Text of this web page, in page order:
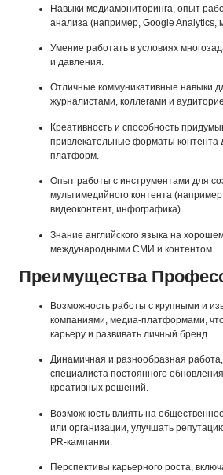
Навыки медиамониторинга, опыт
анализа (например, Google Analytics,
Умение работать в условиях
и давления.
Отличные коммуникативные навыки
журналистами, коллегами и
Креативность и способность
привлекательные форматы контента
платформ.
Опыт работы с инструментами для
мультимедийного контента
видеоконтент, инфографика).
Знание английского языка на
международными СМИ и контентом.
Преимущества
Возможность работы с крупными и
компаниями, медиа-платформами,
карьеру и развивать личный бренд.
Динамичная и разнообразная
специалиста постоянного
креативных решений.
Возможность влиять на
или организации, улучшать
PR-кампании.
Перспективы карьерного роста,